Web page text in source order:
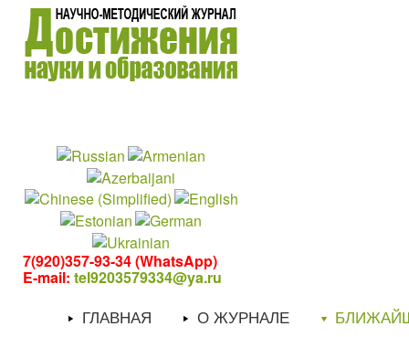
7(920)357-93-34 (WhatsApp)
E-mail: tel9203579334@ya.ru
ГЛАВНАЯ О ЖУРНАЛЕ